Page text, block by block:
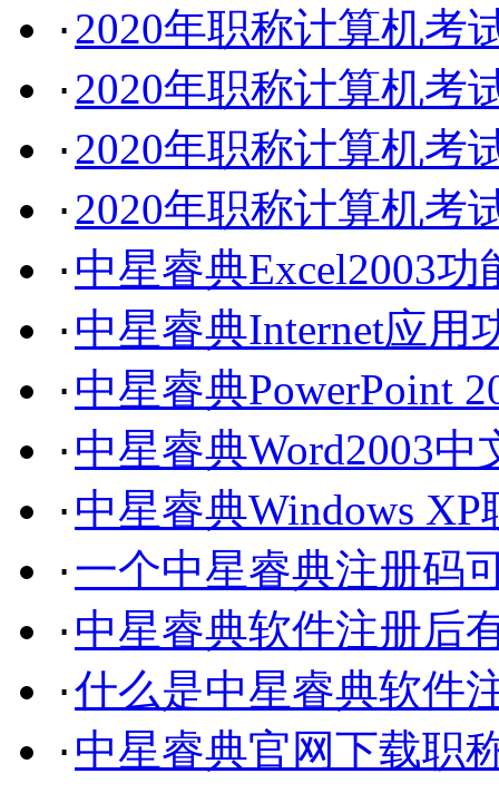
· 2020年职称计算机考
· 2020年职称计算机考
· 2020年职称计算机考
· 2020年职称计算机考
· 中星睿典Excel2003功
· 中星睿典Internet应用
· 中星睿典PowerPoint
· 中星睿典Word2003
· 中星睿典Windows
· 一个中星睿典注册码
· 中星睿典软件注册后
·什么是中星睿典软
· 中星睿典官网下载职